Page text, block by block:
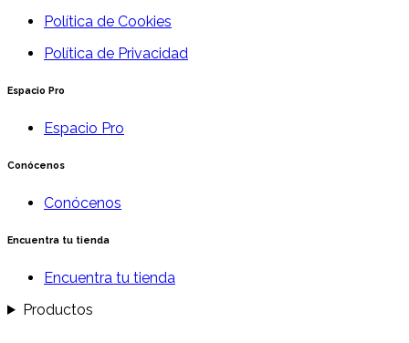
Política de Cookies
Política de Privacidad
Espacio Pro
Espacio Pro
Conócenos
Conócenos
Encuentra tu tienda
Encuentra tu tienda
Productos